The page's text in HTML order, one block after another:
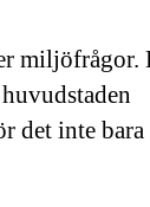
miljöfrågor.
det inte bara